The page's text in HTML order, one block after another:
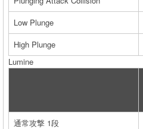
Low Plunge
High Plunge
Lumine
通常攻撃 1段